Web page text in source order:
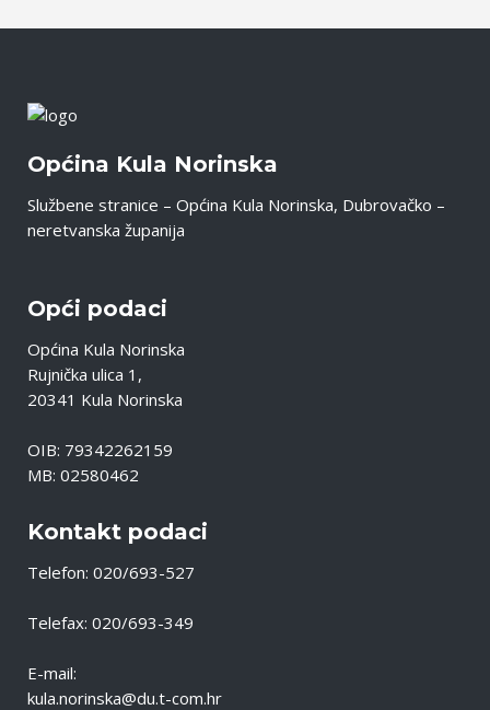
Općina Kula Norinska
Službene stranice – Općina Kula Norinska, Dubrovačko –
neretvanska županija
Opći podaci
Općina Kula Norinska
Rujnička ulica 1,
20341 Kula Norinska
OIB: 79342262159
MB: 02580462
Kontakt podaci
Telefon: 020/693-527
Telefax: 020/693-349
E-mail:
kula.norinska@du.t-com.hr